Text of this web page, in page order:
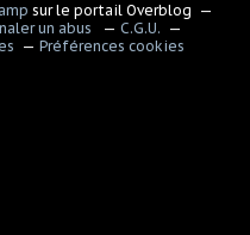
sur le portail Overblog
un abus
C.G.U.
Préférences cookies